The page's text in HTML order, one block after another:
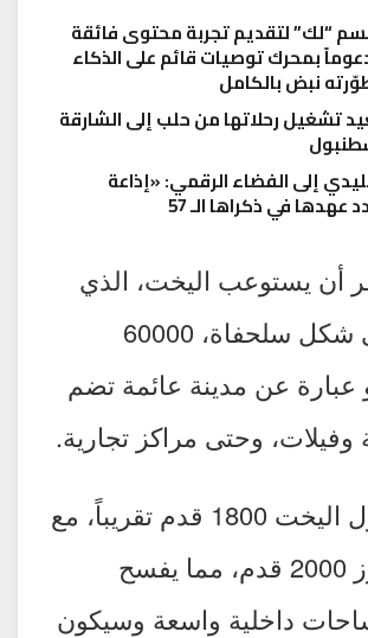
“لك” لتقديم تجربة محتوى فائقة
بمحرك توصيات قائم على الذكاء
نبض بالكامل
تشغيل رحلاتها من حلب إلى الشارقة
إلى الفضاء الرقمي: «إذاعة
في ذكراها الـ 57
أن يستوعب اليخت، الذي
سيكون على شكل سلحفاة، 60000
عن مدينة عائمة تضم
وفيلات، وحتى مراكز تجارية.
كما يبلغ طول اليخت 1800 قدم تقريباً، مع
عرض يتجاوز 2000 قدم، مما يفسح
داخلية واسعة وسيكون